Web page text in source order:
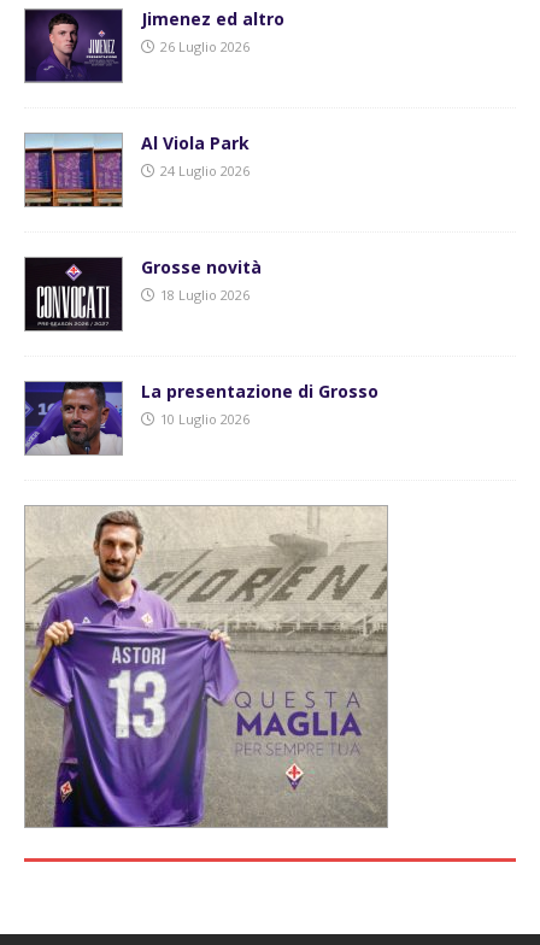
Jimenez ed altro
26 Luglio 2026
Al Viola Park
24 Luglio 2026
Grosse novità
18 Luglio 2026
La presentazione di Grosso
10 Luglio 2026